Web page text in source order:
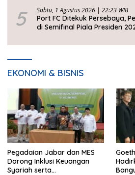
5 Sabtu, 1 Agustus 2026 | 22:23 WIB
Port FC Ditekuk Persebaya,
di Semifinal Piala Presiden
EKONOMI & BISNIS
Pegadaian Jabar dan MES
Dorong Inklusi Keuangan
Syariah serta